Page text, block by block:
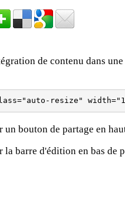
de contenu dans
un bouton de partage en
la barre d'édition en bas de